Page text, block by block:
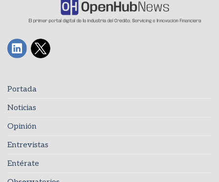
Portada
Noticias
Opinión
Entrevistas
Entérate